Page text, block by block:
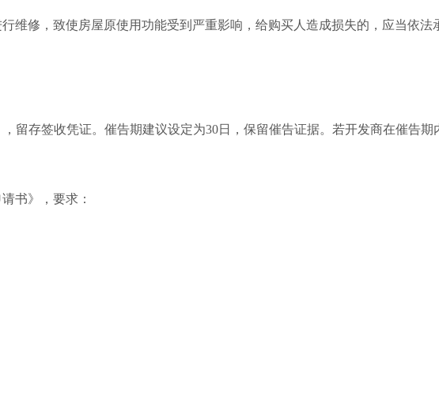
维修，致使房屋原使用功能受到严重影响，给购买人造成损失的，应当依法
留存签收凭证。催告期建议设定为30日，保留催告证据。若开发商在催告期
书》，要求：